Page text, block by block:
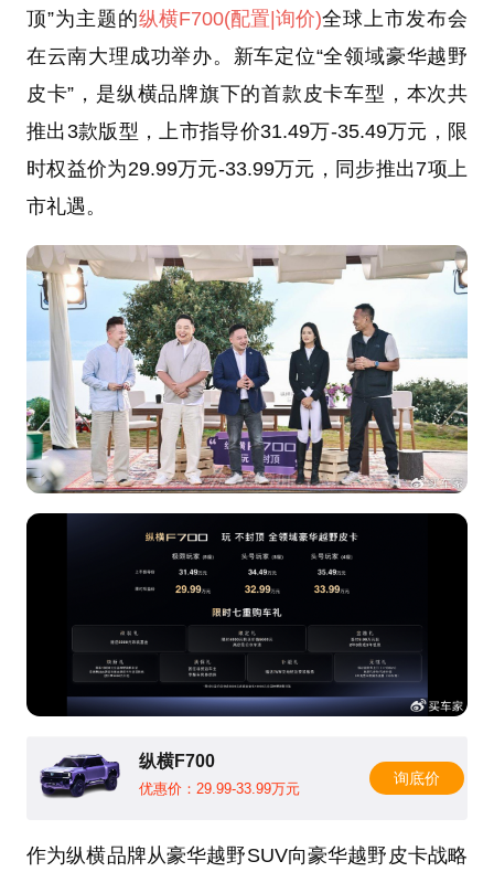
顶”为主题的纵横F700(配置 |询价)全球上市发布会
在云南大理成功举办。新车定位“全领域豪华越野
皮卡”，是纵横品牌旗下的首款皮卡车型，本次共
推出3款版型，上市指导价31.49万-35.49万元，限
时权益价为29.99万元-33.99万元，同步推出7项上
市礼遇。
纵横F700
优惠价：29.99-33.99万元
询底价
作为纵横品牌从豪华越野SUV向豪华越野皮卡战略